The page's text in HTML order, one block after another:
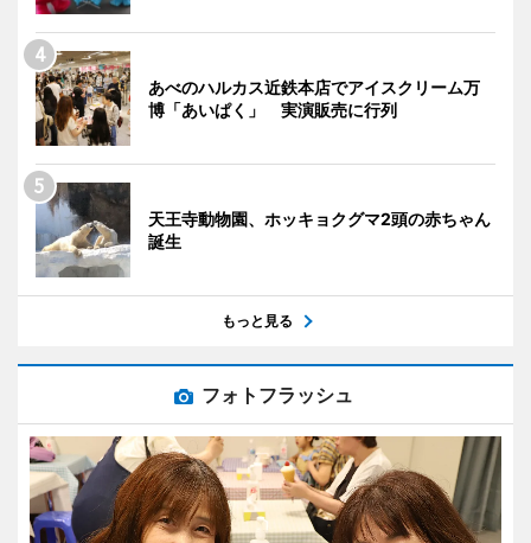
あべのハルカス近鉄本店でアイスクリーム万
博「あいぱく」 実演販売に行列
天王寺動物園、ホッキョクグマ2頭の赤ちゃん
誕生
もっと見る
フォトフラッシュ